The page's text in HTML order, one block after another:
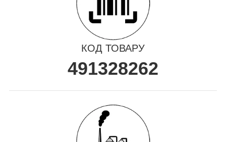
КОД ТОВАРУ
491328262